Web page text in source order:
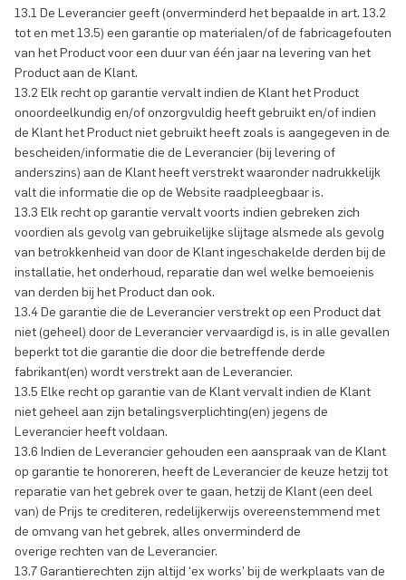
13.1 De Leverancier geeft (onverminderd het bepaalde in art. 13.2
tot en met 13.5) een garantie op materialen/of de fabricagefouten
van het Product voor een duur van één jaar na levering van het
Product aan de Klant.
13.2 Elk recht op garantie vervalt indien de Klant het Product
onoordeelkundig en/of onzorgvuldig heeft gebruikt en/of indien
de Klant het Product niet gebruikt heeft zoals is aangegeven in de
bescheiden/informatie die de Leverancier (bij levering of
anderszins) aan de Klant heeft verstrekt waaronder nadrukkelijk
valt die informatie die op de Website raadpleegbaar is.
13.3 Elk recht op garantie vervalt voorts indien gebreken zich
voordien als gevolg van gebruikelijke slijtage alsmede als gevolg
van betrokkenheid van door de Klant ingeschakelde derden bij de
installatie, het onderhoud, reparatie dan wel welke bemoeienis
van derden bij het Product dan ook.
13.4 De garantie die de Leverancier verstrekt op een Product dat
niet (geheel) door de Leverancier vervaardigd is, is in alle gevallen
beperkt tot die garantie die door die betreffende derde
fabrikant(en) wordt verstrekt aan de Leverancier.
13.5 Elke recht op garantie van de Klant vervalt indien de Klant
niet geheel aan zijn betalingsverplichting(en) jegens de
Leverancier heeft voldaan.
13.6 Indien de Leverancier gehouden een aanspraak van de Klant
op garantie te honoreren, heeft de Leverancier de keuze hetzij tot
reparatie van het gebrek over te gaan, hetzij de Klant (een deel
van) de Prijs te crediteren, redelijkerwijs overeenstemmend met
de omvang van het gebrek, alles onverminderd de
overige rechten van de Leverancier.
13.7 Garantierechten zijn altijd ‘ex works’ bij de werkplaats van de